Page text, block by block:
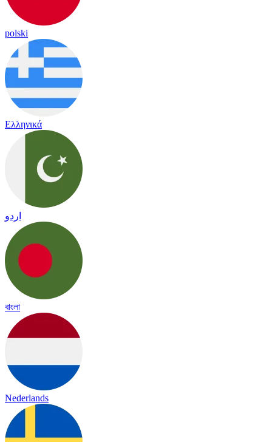
polski
Ελληνικά
اردو
বাংলা
Nederlands